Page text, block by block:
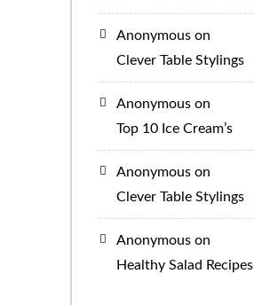
Anonymous on
Clever Table Stylings
Anonymous on
Top 10 Ice Cream’s
Anonymous on
Clever Table Stylings
Anonymous on
Healthy Salad Recipes